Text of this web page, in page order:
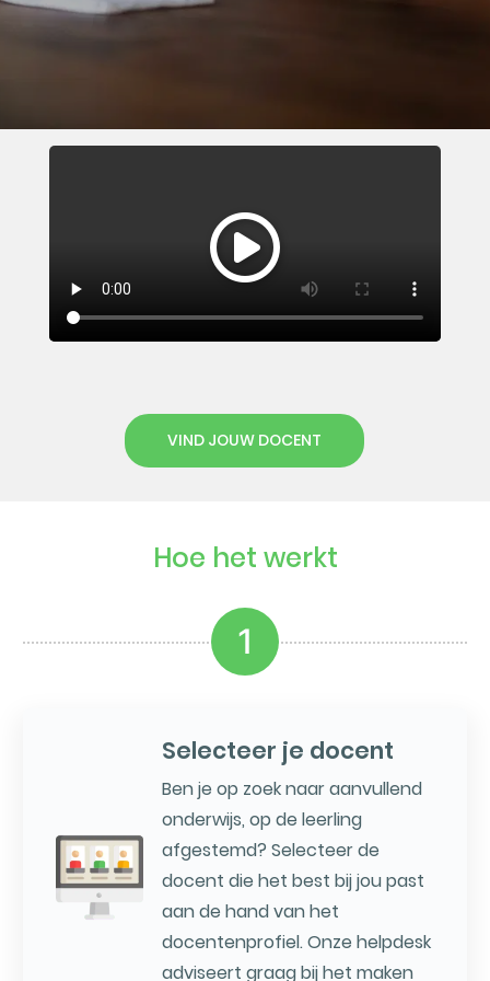
VIND JOUW DOCENT
Hoe het werkt
1
Selecteer je docent
Ben je op zoek naar aanvullend
onderwijs, op de leerling
afgestemd? Selecteer de
docent die het best bij jou past
aan de hand van het
docentenprofiel. Onze helpdesk
adviseert graag bij het maken